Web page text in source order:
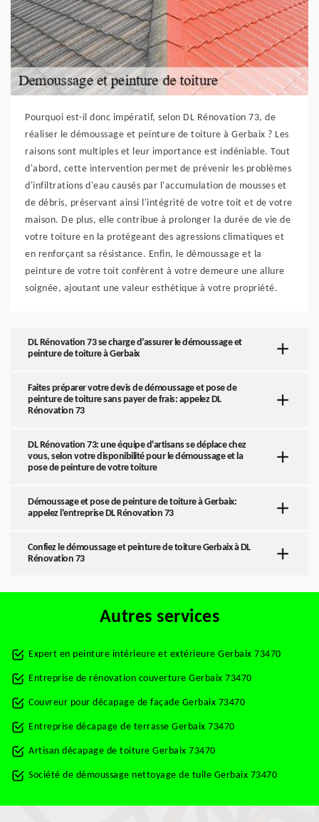
Pourquoi est-il donc impératif, selon DL Rénovation 73, de
réaliser le démoussage et peinture de toiture à Gerbaix ? Les
raisons sont multiples et leur importance est indéniable. Tout
d'abord, cette intervention permet de prévenir les problèmes
d'infiltrations d'eau causés par l'accumulation de mousses et
de débris, préservant ainsi l'intégrité de votre toit et de votre
maison. De plus, elle contribue à prolonger la durée de vie de
votre toiture en la protégeant des agressions climatiques et
en renforçant sa résistance. Enfin, le démoussage et la
peinture de votre toit confèrent à votre demeure une allure
soignée, ajoutant une valeur esthétique à votre propriété.
DL Rénovation 73 se charge d’assurer le démoussage et
peinture de toiture à Gerbaix
Faites préparer votre devis de démoussage et pose de
peinture de toiture sans payer de frais: appelez DL
Rénovation 73
DL Rénovation 73: une équipe d'artisans se déplace chez
vous, selon votre disponibilité pour le démoussage et la
pose de peinture de votre toiture
Démoussage et pose de peinture de toiture à Gerbaix:
appelez l'entreprise DL Rénovation 73
Confiez le démoussage et peinture de toiture Gerbaix à DL
Rénovation 73
Autres services
Expert en peinture intérieure et extérieure Gerbaix 73470
Entreprise de rénovation couverture Gerbaix 73470
Couvreur pour décapage de façade Gerbaix 73470
Entreprise décapage de terrasse Gerbaix 73470
Artisan décapage de toiture Gerbaix 73470
Société de démoussage nettoyage de tuile Gerbaix 73470